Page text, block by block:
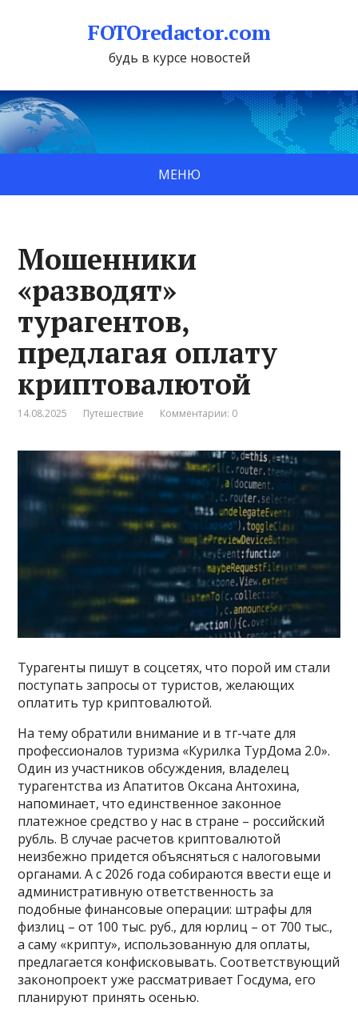
FOTOredactor.com
будь в курсе новостей
МЕНЮ
Мошенники
«разводят»
турагентов,
предлагая оплату
криптовалютой
14.08.2025 Путешествие Комментарии: 0
Турагенты пишут в соцсетях, что порой им стали
поступать запросы от туристов, желающих
оплатить тур криптовалютой.
На тему обратили внимание и в тг-чате для
профессионалов туризма «Курилка ТурДома 2.0».
Один из участников обсуждения, владелец
турагентства из Апатитов Оксана Антохина,
напоминает, что единственное законное
платежное средство у нас в стране – российский
рубль. В случае расчетов криптовалютой
неизбежно придется объясняться с налоговыми
органами. А с 2026 года собираются ввести еще и
административную ответственность за
подобные финансовые операции: штрафы для
физлиц – от 100 тыс. руб., для юрлиц – от 700 тыс.,
а саму «крипту», использованную для оплаты,
предлагается конфисковывать. Соответствующий
законопроект уже рассматривает Госдума, его
планируют принять осенью.